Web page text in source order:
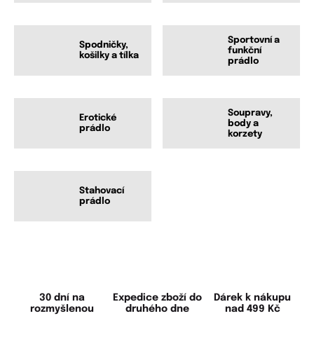
Spodničky,
košilky a tílka
Sportovní a
funkční
prádlo
Erotické
prádlo
Soupravy,
body a
korzety
Stahovací
prádlo
30 dní na
rozmyšlenou
Expedice zboží do
druhého dne
Dárek k nákupu
nad 499 Kč